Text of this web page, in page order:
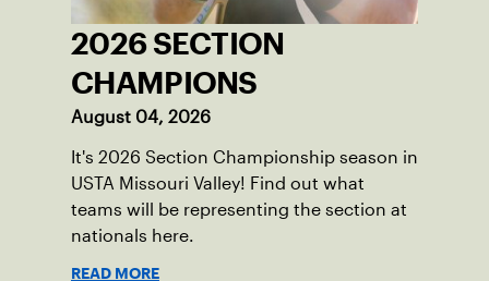
2026 SECTION
CHAMPIONS
August 04, 2026
It's 2026 Section Championship season in
USTA Missouri Valley! Find out what
teams will be representing the section at
nationals here.
READ MORE